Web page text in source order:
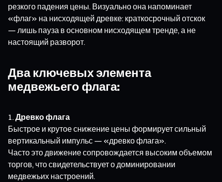
резкого падения цены. Визуально она напоминает
«флаг» на нисходящей древке: краткосрочный отскок
— лишь пауза в основном нисходящем тренде, а не
настоящий разворот.
Два ключевых элемента
медвежьего флага:
Древко флага
Быстрое и крутое снижение цены формирует сильный
вертикальный импульс — «древко флага».
Часто это движение сопровождается высоким объемом
торгов, что свидетельствует о доминировании
медвежьих настроений.